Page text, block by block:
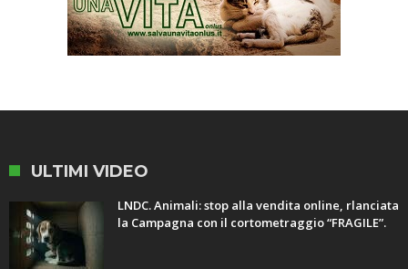
ULTIMI VIDEO
LNDC. Animali: stop alla vendita online, rlanciata
la Campagna con il cortometraggio “FRAGILE”.